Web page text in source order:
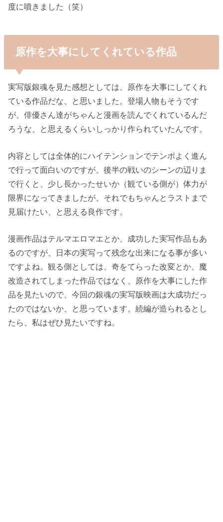
度に噴きました（笑）
原作を大事にしてくれている作品
実写版銀魂を見た感想としては、原作を大事にしてくれ
ている作品だな、と思いました。登場人物もそうです
が、俳優さん達がちゃんと漫画を読んでくれているんだ
ろうな、と思えるくらいしっかり作られていたんです。
内容としては全体的にハイテンションでテンポよく進ん
で行って面白いのですが、後半の戦いのシーンの辺りま
で行くと、少し長かったせいか（観ている側が）体力が
限界になってきましたが、それでもちゃんとラストまで
見届けたい、と思える良作です。
漫画作品はテルマエロマエとか、成功した実写作品もあ
るのですが、日本の実写って残念な出来になる事が多い
ですよね。観る側としては、奇をてらった改変とか、魔
改造されてしまった作品ではなく、原作を大事にした作
品を見たいので、今回の銀魂の実写版映画は大成功だっ
たのではないか、と思っています。続編が造られるとし
たら、私はぜひ見たいですね。